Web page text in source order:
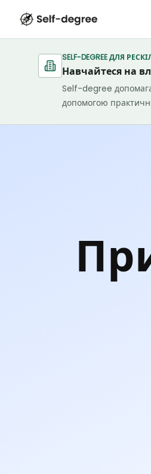
SELF-DEGREE ДЛЯ
Навчайтеся на
Self-degree
допомогою